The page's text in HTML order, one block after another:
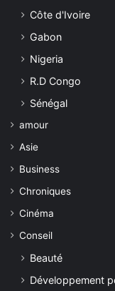
Côte d'Ivoire
Gabon
Nigeria
R.D Congo
Sénégal
amour
Asie
Business
Chroniques
Cinéma
Conseil
Beauté
Développement